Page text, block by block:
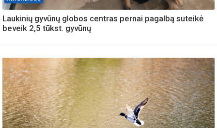
Laukinių gyvūnų globos centras pernai pagalbą suteikė
beveik 2,5 tūkst. gyvūnų